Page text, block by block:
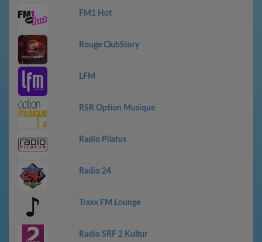
FM1 Hot
Rouge ClubStory
LFM
RSR Option Musique
Radio Pilatus
Radio 24
Traxx FM Lounge
Radio SRF 2 Kultur